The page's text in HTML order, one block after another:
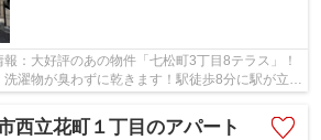
：大好評のあの物件「七松町3丁目8テラス」！
洗濯物が臭わずに乾きます！駅徒歩8分に駅が立地
西立花町１丁目のアパート